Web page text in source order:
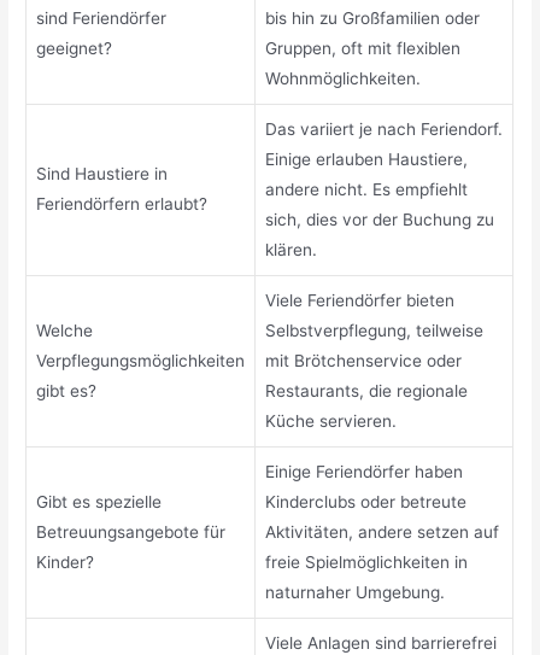
sind Feriendörfer
geeignet?
bis hin zu Großfamilien oder
Gruppen, oft mit flexiblen
Wohnmöglichkeiten.
Sind Haustiere in
Feriendörfern erlaubt?
Das variiert je nach Feriendorf.
Einige erlauben Haustiere,
andere nicht. Es empfiehlt
sich, dies vor der Buchung zu
klären.
Welche
Verpflegungsmöglichkeiten
gibt es?
Viele Feriendörfer bieten
Selbstverpflegung, teilweise
mit Brötchenservice oder
Restaurants, die regionale
Küche servieren.
Gibt es spezielle
Betreuungsangebote für
Kinder?
Einige Feriendörfer haben
Kinderclubs oder betreute
Aktivitäten, andere setzen auf
freie Spielmöglichkeiten in
naturnaher Umgebung.
Viele Anlagen sind barrierefrei